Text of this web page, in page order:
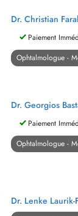
Dr. Christian
Paiement
Ophtalmologue -
Dr. Georgios
Paiement
Ophtalmologue -
Dr. Lenke